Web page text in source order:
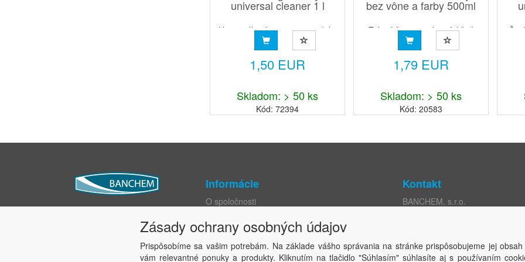
universal cleaner 1 l
Univerzálny čistiaci prostriedok s
dlhotrvajúcou vôňou a
posilneným zložením s obsahom
odmastňujúcich zložiek...
1,50 EUR
Skladom: > 50 ks
Kód: 72394
bez vône a farby 500ml
Tekutý čistiaci a dezinfekčný
prostriedok na báze KAZ so
zabrzdenou penivosťou určený
na čistenie a dezinfekci...
1,79 EUR
Skladom: > 50 ks
Kód: 20583
Informácie
O spoločnosti
Obchodné podmienky
Ochrana osobných údajov
Práva dotknutej osoby
Nastavenie súkromia
Kontakt
BANCHEM, s.r.o.
IČO: 36227901
Zásady ochrany osobných údajov
Prispôsobíme sa vašim potrebám. Na základe vášho správania na stránke prispôsobujeme jej
vám relevantné ponuky a produkty. Kliknutím na tlačidlo "Súhlasím" súhlasíte aj s používaním